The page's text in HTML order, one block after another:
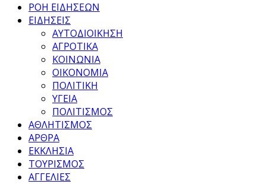
ΡΟΗ ΕΙΔΗΣΕΩΝ
ΕΙΔΗΣΕΙΣ
ΑΥΤΟΔΙΟΙΚΗΣΗ
ΑΓΡΟΤΙΚΑ
ΚΟΙΝΩΝΙΑ
ΟΙΚΟΝΟΜΙΑ
ΠΟΛΙΤΙΚΗ
ΥΓΕΙΑ
ΠΟΛΙΤΙΣΜΟΣ
ΑΘΛΗΤΙΣΜΟΣ
ΑΡΘΡΑ
ΕΚΚΛΗΣΙΑ
ΤΟΥΡΙΣΜΟΣ
ΑΓΓΕΛΙΕΣ